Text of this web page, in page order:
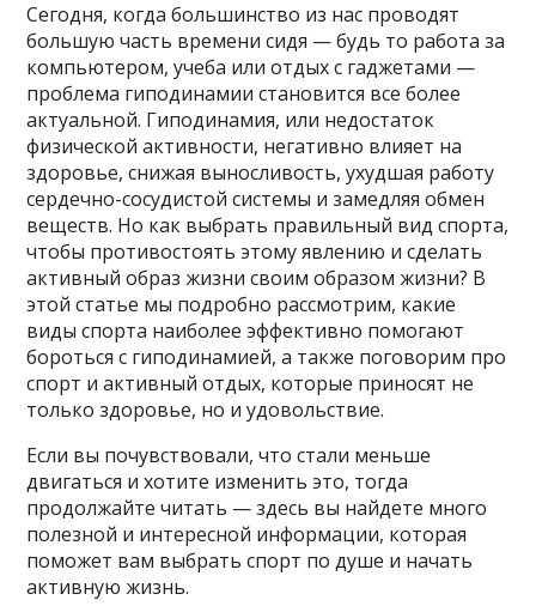
Сегодня, когда большинство из нас проводят
большую часть времени сидя — будь то работа за
компьютером, учеба или отдых с гаджетами —
проблема гиподинамии становится все более
актуальной. Гиподинамия, или недостаток
физической активности, негативно влияет на
здоровье, снижая выносливость, ухудшая работу
сердечно-сосудистой системы и замедляя обмен
веществ. Но как выбрать правильный вид спорта,
чтобы противостоять этому явлению и сделать
активный образ жизни своим образом жизни? В
этой статье мы подробно рассмотрим, какие
виды спорта наиболее эффективно помогают
бороться с гиподинамией, а также поговорим про
спорт и активный отдых, которые приносят не
только здоровье, но и удовольствие.
Если вы почувствовали, что стали меньше
двигаться и хотите изменить это, тогда
продолжайте читать — здесь вы найдете много
полезной и интересной информации, которая
поможет вам выбрать спорт по душе и начать
активную жизнь.